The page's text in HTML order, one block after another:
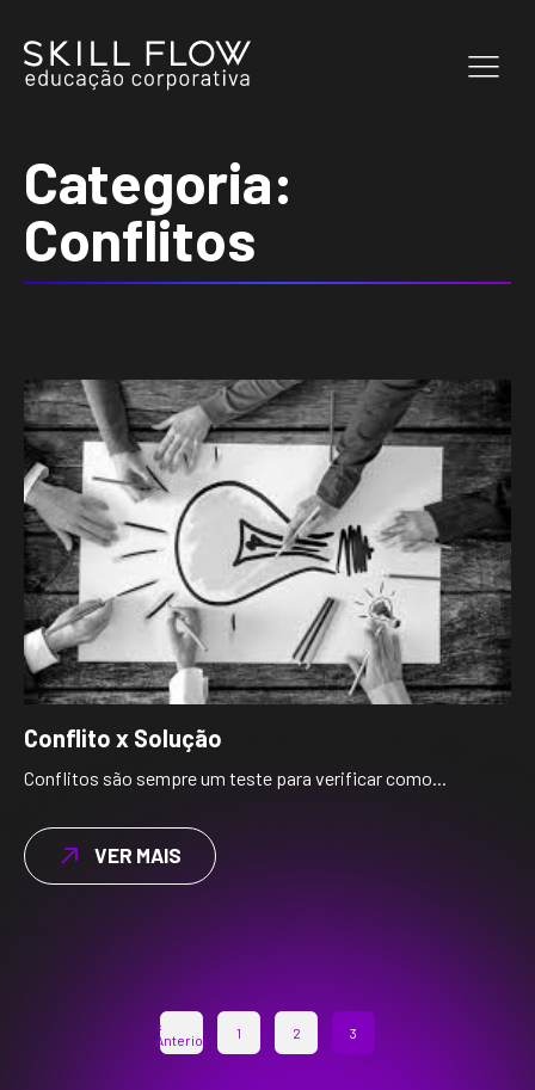
Categoria:
Conflitos
Conflito x Solução
Conflitos são sempre um teste para verificar como...
VER MAIS
«
Anterior
1 2 3